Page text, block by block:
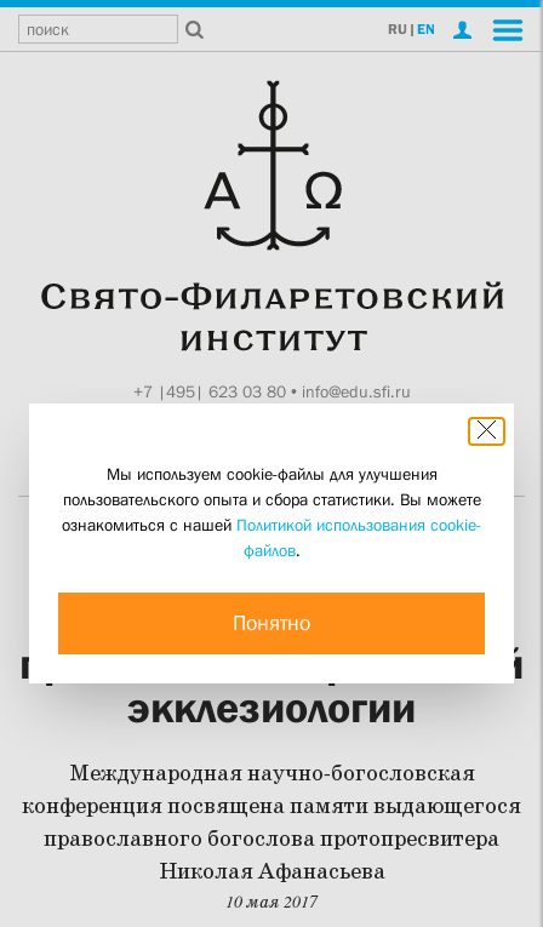
RU | EN
+7 |495| 623 03 80• info@edu.sfi.ru
В СФИ открылась
конференция по
проблемам современной
экклезиологии
Международная научно-богословская
конференция посвящена памяти выдающегося
православного богослова протопресвитера
Николая Афанасьева
10 мая 2017
Мы используем cookie-файлы для улучшения
пользовательского опыта и сбора статистики. Вы можете
ознакомиться с нашей Политикой использования cookie-
файлов.
Понятно